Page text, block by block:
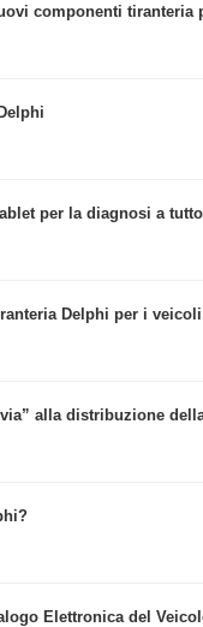
componenti tiranteria
per la diagnosi a
Delphi per i
alla distribuzione
Elettronica del